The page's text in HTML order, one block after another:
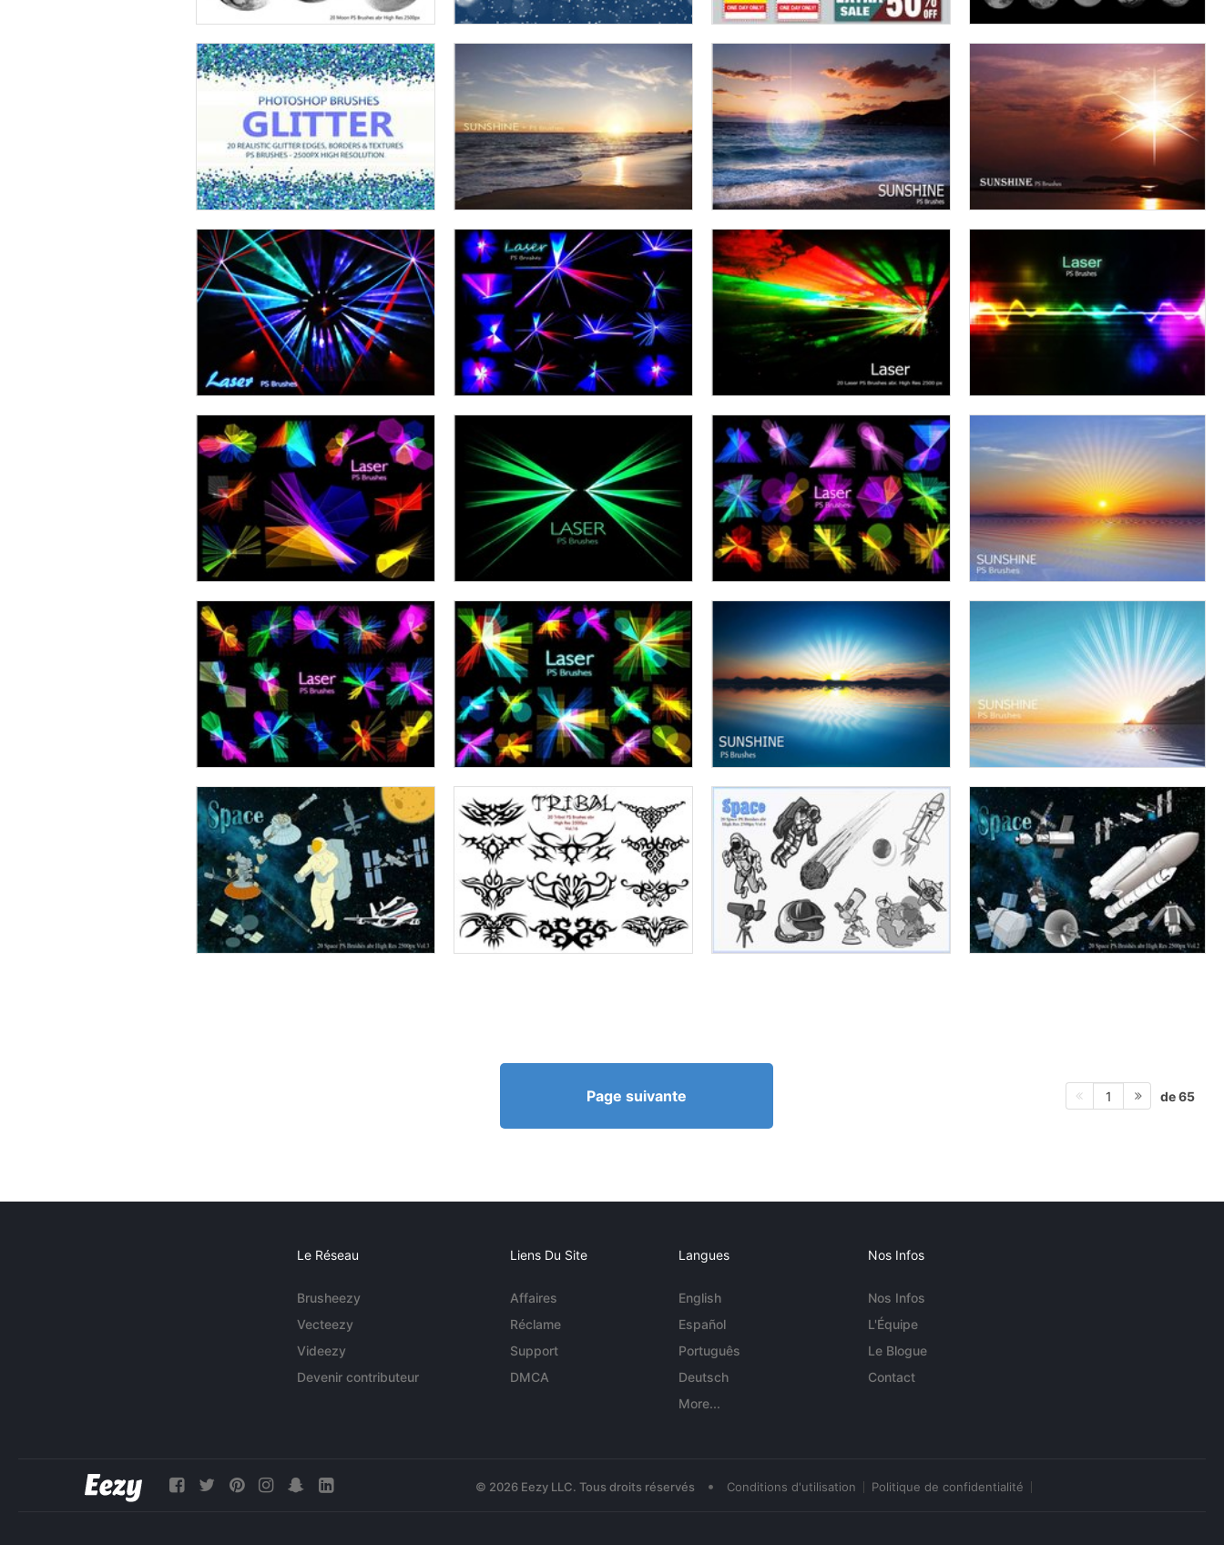
Page suivante 1 de 65
Le Réseau
Brusheezy
Vecteezy
Videezy
Devenir contributeur
Liens Du Site
Affaires
Réclame
Support
DMCA
Langues
English
Español
Português
Deutsch
More...
Nos Infos
Nos Infos
L'Équipe
Le Blogue
Contact
© 2026 Eezy LLC. Tous droits réservés • Conditions d'utilisation Politique de confidentialité